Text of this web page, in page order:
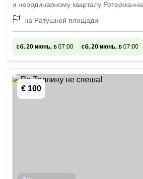
и неординарному кварталу Ротерманна
на Ратушной площади
сб, 20 июнь, в 07:00 сб, 20 июнь, в 07:00
€ 100